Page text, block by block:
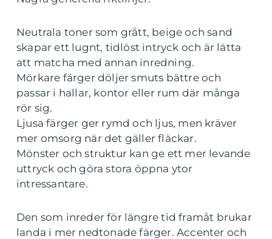
Neutrala toner som grått, beige och sand
skapar ett lugnt, tidlöst intryck och är lätta
att matcha med annan inredning.
Mörkare färger döljer smuts bättre och
passar i hallar, kontor eller rum där många
rör sig.
Ljusa färger ger rymd och ljus, men kräver
mer omsorg när det gäller fläckar.
Mönster och struktur kan ge ett mer levande
uttryck och göra stora öppna ytor
intressantare.
Den som inreder för längre tid framåt brukar
landa i mer nedtonade färger. Accenter och